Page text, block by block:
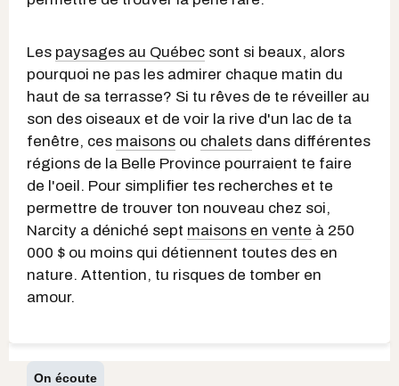
Les paysages au Québec sont si beaux, alors
pourquoi ne pas les admirer chaque matin du
haut de sa terrasse? Si tu rêves de te réveiller au
son des oiseaux et de voir la rive d'un lac de ta
fenêtre, ces maisons ou chalets dans différentes
régions de la Belle Province pourraient te faire
de l'oeil. Pour simplifier tes recherches et te
permettre de trouver ton nouveau chez soi,
Narcity a déniché sept maisons en vente à 250
000 $ ou moins qui détiennent toutes des en
nature. Attention, tu risques de tomber en
amour.
On écoute